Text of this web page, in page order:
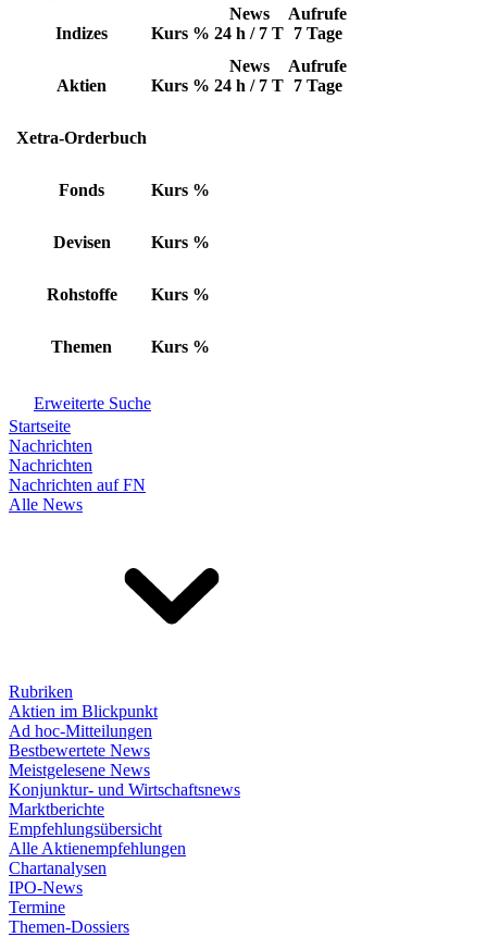
Indizes Kurs %
News
24 h / 7 T
Aufrufe
7 Tage
Aktien Kurs %
News
24 h / 7 T
Aufrufe
7 Tage
Xetra-Orderbuch
Fonds Kurs %
Devisen Kurs %
Rohstoffe Kurs %
Themen Kurs %
Erweiterte Suche
Startseite
Nachrichten
Nachrichten
Nachrichten auf FN
Alle News
Rubriken
Aktien im Blickpunkt
Ad hoc-Mitteilungen
Bestbewertete News
Meistgelesene News
Konjunktur- und Wirtschaftsnews
Marktberichte
Empfehlungsübersicht
Alle Aktienempfehlungen
Chartanalysen
IPO-News
Termine
Themen-Dossiers